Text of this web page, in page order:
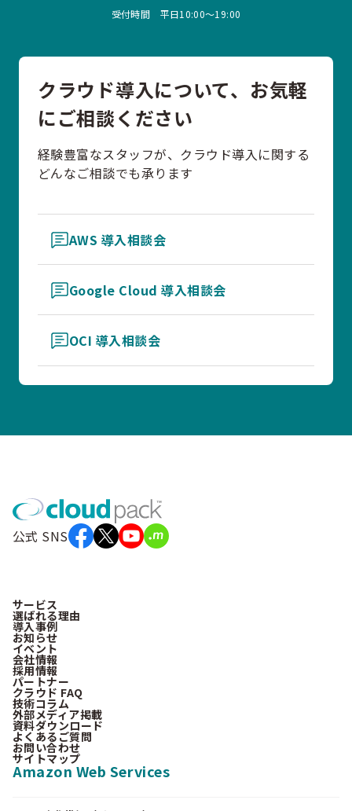
受付時間 平日10:00〜19:00
クラウド導入について、お気軽
にご相談ください
経験豊富なスタッフが、クラウド導入に関する
どんなご相談でも承ります
AWS 導入相談会
Google Cloud 導入相談会
OCI 導入相談会
公式 SNS
サービス
選ばれる理由
導入事例
お知らせ
イベント
会社情報
採用情報
パートナー
クラウド FAQ
技術コラム
外部メディア掲載
資料ダウンロード
よくあるご質問
お問い合わせ
サイトマップ
Amazon Web Services